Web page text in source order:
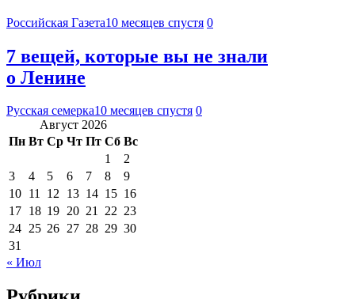
Российская Газета10 месяцев спустя 0
7 вещей, которые вы не знали
о Ленине
Русская семерка10 месяцев спустя 0
Август 2026
Пн Вт Ср Чт Пт Сб Вс
1
2
3
4 5 6 7 8
9
10 11 12 13 14 15 16
17 18 19 20 21 22 23
24 25 26 27 28 29 30
31
« Июл